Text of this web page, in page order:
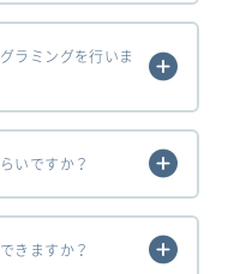
ラミングを行いま
いですか？
きますか？